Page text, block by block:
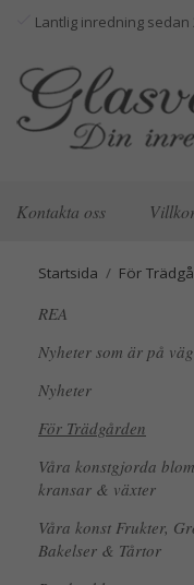
Lantlig inredning sedan
Kontakta oss
Startsida / För
REA
Nyheter som är på
Nyheter
För Trädgården
Våra konstgjorda
kransar & växter
Våra konst Frukter,
Bakelser & Tårtor